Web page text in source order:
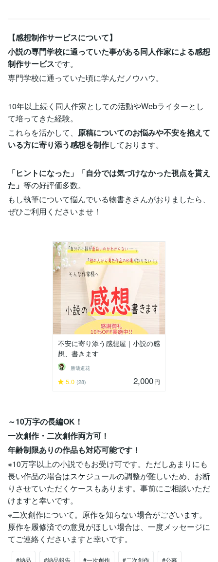
【感想制作サービスについて】
小説の専門学校に通っていた事がある同人作家による感想
制作サービスです。
専門学校に通っていた頃に学んだノウハウ。
10年以上続く同人作家としての活動やWebライターとし
て培ってきた経験。
これらを活かして、 原稿についてのお悩みや不安を抱えて
いる方に寄り添う感想を制作しております。
「ヒントになった」「自分では気づけなかった視点を貰え
た」 等の好評価多数。
もし執筆について悩んでいる物書きさんがおりましたら、
ぜひご利用くださいませ！
不安に寄り添う感想屋｜小説の感
想、書きます
勝哉道花
5.0 (28) 2,000円
～10万字の長編OK！
一次創作・二次創作両方可！
年齢制限ありの作品も対応可能です！
※10万字以上の小説でもお受け可です。ただしあまりにも
長い作品の場合はスケジュールの調整が難しいため、お断
りさせていただくケースもあります。事前にご相談いただ
けますと幸いです。
※二次創作について。原作を知らない場合がございます。
原作を履修済での意見がほしい場合は、一度メッセージに
てご連絡くださいますと幸いです。
#納品 #納品報告 #一次創作 #二次創作 #公募